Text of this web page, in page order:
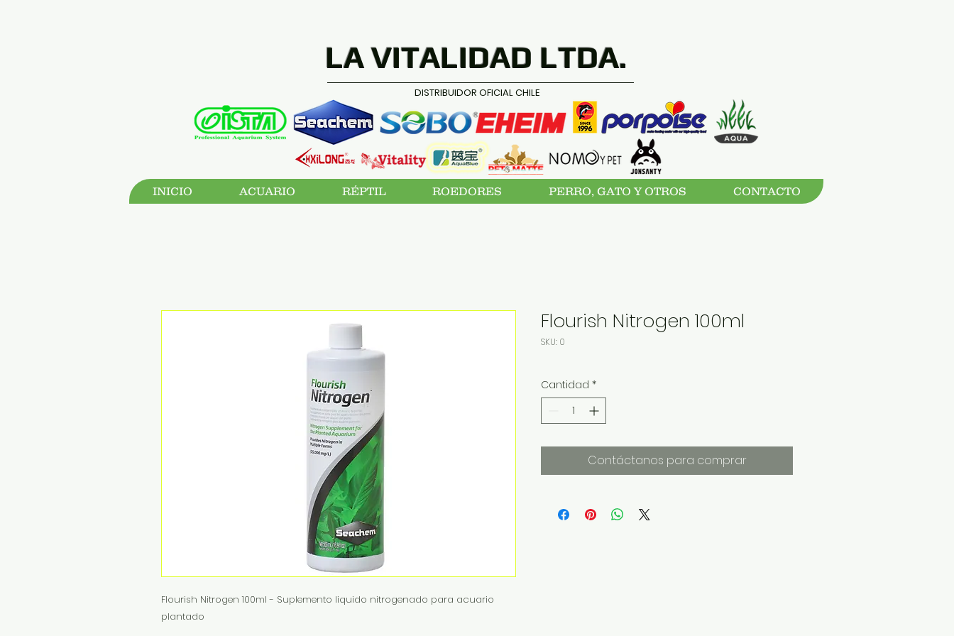
LA VITALIDAD LTDA.
DISTRIBUIDOR OFICIAL CHILE
INICIO ACUARIO RÉPTIL ROEDORES PERRO, GATO Y OTROS CONTACTO
Flourish Nitrogen 100ml - Suplemento liquido nitrogenado para acuario
plantado
Flourish Nitrogen 100ml
SKU: 0
Cantidad *
Contáctanos para comprar